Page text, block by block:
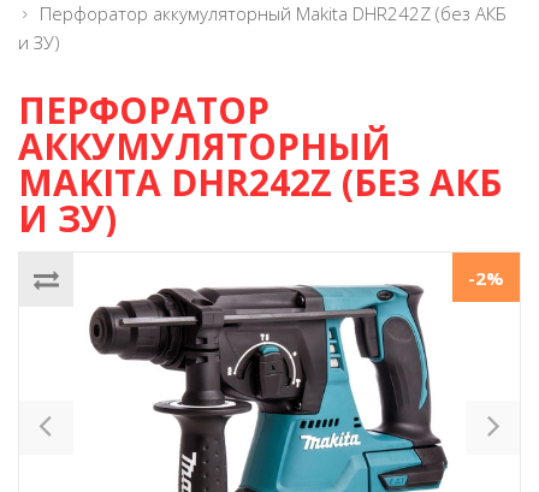
Перфоратор аккумуляторный Makita DHR242Z (без АКБ
и ЗУ)
ПЕРФОРАТОР
АККУМУЛЯТОРНЫЙ
MAKITA DHR242Z (БЕЗ АКБ
И ЗУ)
-2%
Previous